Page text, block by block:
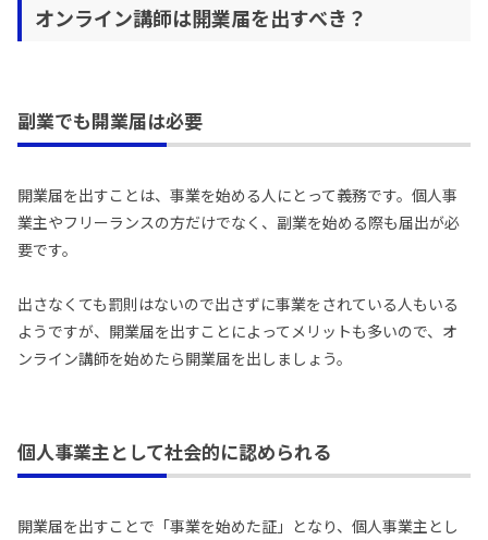
オンライン講師は開業届を出すべき？
副業でも開業届は必要
開業届を出すことは、事業を始める人にとって義務です。個人事
業主やフリーランスの方だけでなく、副業を始める際も届出が必
要です。
出さなくても罰則はないので出さずに事業をされている人もいる
ようですが、開業届を出すことによってメリットも多いので、オ
ンライン講師を始めたら開業届を出しましょう。
個人事業主として社会的に認められる
開業届を出すことで「事業を始めた証」となり、個人事業主とし